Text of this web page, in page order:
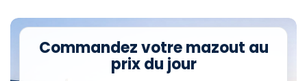
Commandez votre mazout au
prix du jour